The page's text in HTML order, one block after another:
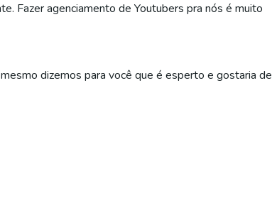
Fazer agenciamento de Youtubers pra nós é muito
dizemos para você que é esperto e gostaria de